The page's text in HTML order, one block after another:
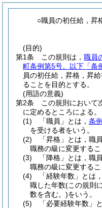
○職員の初任給，昇
(目的)
第1条
この規則は， 職員
町条例第5号。以下「条
員の初任給，昇格，昇
ることを目的とする。
(用語の意義)
第2条
この規則において
に定めるところによる。
(1)
「職員」とは， 条
を受ける者をいう。
(2)
「昇格」とは，職
職務の級に変更するこ
(3)
「降格」とは，職
職務の級に変更するこ
(4)
「経験年数」とは
職した年数(この規則
数を含む。)をいう。
(5)
「必要経験年数」